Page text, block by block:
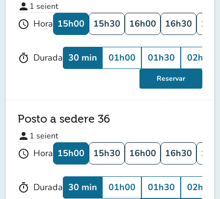
person 1 seient
schedule Hora 15h00 15h30 16h00 16h30
timer Durada 30 min 01h00 01h30 02h00
Reservar
Posto a sedere 36
person 1 seient
schedule Hora 15h00 15h30 16h00 16h30
timer Durada 30 min 01h00 01h30 02h00